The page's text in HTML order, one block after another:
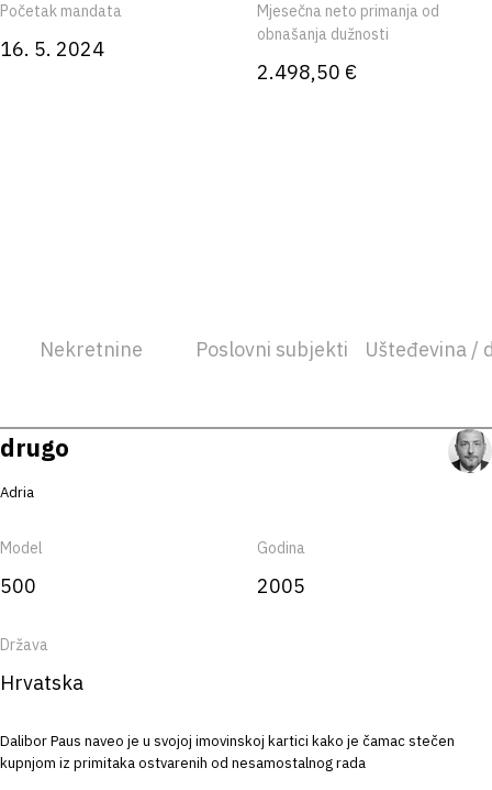
Početak mandata
16. 5. 2024
Mjesečna neto primanja od
obnašanja dužnosti
2.498,50 €
Nekretnine Poslovni subjekti Ušteđevina /
drugo
Adria
Model
500
Godina
2005
Država
Hrvatska
Dalibor Paus naveo je u svojoj imovinskoj kartici kako je čamac stečen
kupnjom iz primitaka ostvarenih od nesamostalnog rada